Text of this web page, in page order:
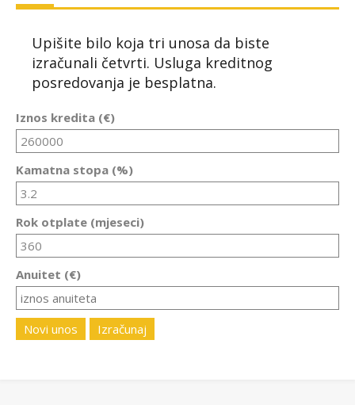
Upišite bilo koja tri unosa da biste
izračunali četvrti. Usluga kreditnog
posredovanja je besplatna.
Iznos kredita (€)
Kamatna stopa (%)
Rok otplate (mjeseci)
Anuitet (€)
Novi unos Izračunaj